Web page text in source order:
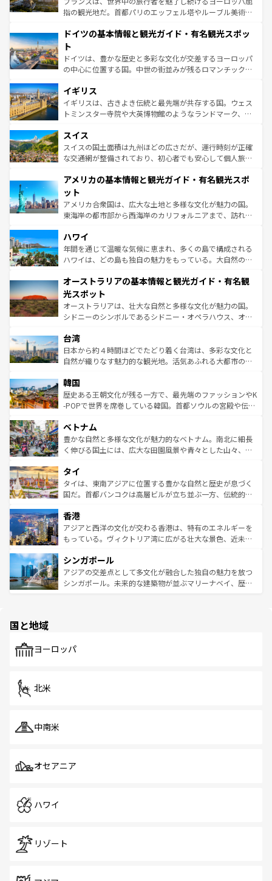
アートに溢れた街角から、地方では古代ローマ遺跡や中世
せる。地方によって風土や気候が異なるスペインはその個
ンテンツ一覧 を参照してほしい。
指の観光地だ。首都パリのエッフェル塔やルーブル美術館
で、幅広い魅力が詰まっている。華麗な宮殿、歴史的な大
聖堂、美しいビーチ、そして豊かな自然が、訪れる者を心
から魅了する。また、フランスは美食の国としても知ら
れ、フランス料理はユネスコ無形文化遺産にも登録されて
香り高いラベンダー畑など、多彩な楽しみ方が可能だ。さ
らに、パリ以外の地域にも魅力が溢れており、どの街角に
も豊かな歴史と文化が息づいている。パリ以外の個性あふ
を参照してほしい。
ドイツの基本情報と観光ガイド・有名観光スポッ
ト
ドイツは、豊かな歴史と多彩な文化が交差するヨーロッパ
の中心に位置する国。中世の街並みが残るロマンチック街
顔を持つこの国は、どこを歩いても飽きることがない。ベ
ルリンの文化的活気、バイエルン州のアルプスの絶景、そ
してライン川沿いのワイン畑といった風景は必見。ビール
は、お酒好きな人にはぜひ体験してほしい。 なお、新着の
ドイツ情報はコンテンツ一覧を参照してほしい。
イギリス
イギリスは、古きよき伝統と最先端が共存する国。ウェス
トミンスター寺院や大英博物館のようなランドマーク、歴
リアごとに異なる魅力がある。また、優雅なアフタヌーン
ティー、ビール好きにはたまらない英国パブ、サッカー観
戦など、本場だからこそできる体験も豊富。イギリスを旅
ンツ一覧を参照してほしい。
スイス
スイスの国土面積は九州ほどの広さだが、運行時刻が正確
な交通網が整備されており、初心者でも安心して個人旅行
の建物がそのまま残る町や、スイスならではのユニークな
博物館もあり、アルプス観光だけでなく町歩きも満喫する
ことができる。国民の所得が高いため物価も高いが、旅行
者向けの交通パス提供のサービスもあり、うまく活用すれ
着のスイス情報は
アメリカの基本情報と観光ガイド・有名観光スポ
ット
アメリカ合衆国は、広大な土地と多様な文化が魅力の国。
東海岸の都市部から西海岸のカリフォルニアまで、訪れる
のような巨大都市は、観光、ショッピング、エンターテイ
ンメントが詰まった刺激的なスポットだ。一方、アメリカ
西部には大自然が広がり、グランドキャニオンやイエロー
部のニューオーリンズでは、音楽と美食が融合した独特の
文化が魅力。旅行者はアメリカの各地域で異なる魅力を楽
しみながら、その多様性と豊かな歴史を感じることができ
るだろう。車でのロードトリップや列車の旅も、アメリカ
情報は
ハワイ
年間を通じて温暖な気候に恵まれ、多くの島で構成される
ハワイは、どの島も独自の魅力をもっている。大自然の神
ワイ島は見逃せない。また、定番の観光地といえばオアフ
島だが、静かな自然を求めるならマウイ島やカウアイ島が
おすすめ。エメラルドグリーンに輝く海をはじめ、豊かな
文化や歴史が息づいている。「アロハスピリット」と呼ば
人々、おいしいローカルフードやハワイアンミュージッ
ク、伝統的なフラダンスなど、すべてがハワイの魅力を彩
っている。訪れるたびに新しい発見と感動が待っているハ
はコンテンツ一覧
オーストラリアの基本情報と観光ガイド・有名観
光スポット
オーストラリアは、壮大な自然と多様な文化が魅力の国。
シドニーのシンボルであるシドニー・オペラハウス、オー
リアリーフや大陸中央部にそびえるウルル（エアーズロッ
ク）、タスマニアの美しい原生林やケアンズの熱帯雨林な
ど、見どころがたくさん。また、カフェやワイン、オージ
いる。アクティビティも充実しており、サーフィンやダイ
ビング、ハイキングなど、アウトドア好きにはたまらな
い。オーストラリアの多彩な魅力を存分に味わいつくそ
参照してほしい。
台湾
日本から約４時間ほどでたどり着く台湾は、多彩な文化と
自然が織りなす魅力的な観光地。活気あふれる大都市の台
ン）、静ひつな山岳地帯である台湾東部など、都市の喧騒
と山間の静けさが共存しており、訪れる人に新しい発見と
驚きをもたらしてくれる。また、奥深い台湾の食文化も魅
容にもいいと評判のスイーツなど、バラエティ豊かな料理
が味わえる。 なお、新着の台湾情報は コンテンツ一覧を参
照してほしい。
韓国
歴史ある王朝文化が残る一方で、最先端のファッションやK
-POPで世界を席巻している韓国。首都ソウルの宮殿や伝統
き、地方に足を延ばせば四季折々の自然美を楽しむことが
できる。そして、キムチや焼肉、絶品のストリートフード
まで、さまざまな韓国料理が待っている。夜には、韓国な
リティに包まれながら、韓国の多彩な魅力を心ゆくまで味
わってみてほしい。 なお、新着の韓国情報はコンテンツ一
覧を参照してほしい。
ベトナム
豊かな自然と多様な文化が魅力的なベトナム。南北に細長
く伸びる国土には、広大な田園風景や青々とした山々、世
急速な発展と共に伝統が息づく。ハノイの古い町並みやホ
ーチミン市のフランス統治時代の建物も、独特の雰囲気を
醸し出している。また、バラエティの豊かさとおいしさで
とつ。フォーやバインミー、ベトナムコーヒーなどは、ぜ
ひ現地で味わいたい。どの地域を訪れてもあたたかい人々
が旅行者を迎えてくれるので、きっと忘れられない旅にな
参照してほしい。
タイ
タイは、東南アジアに位置する豊かな自然と歴史が息づく
国だ。首都バンコクは高層ビルが立ち並ぶ一方、伝統的な
の活気が交差している。北部ではチェンマイなどの山岳地
帯で自然と触れ合い、南部ではプーケットやクラビの美し
いビーチでリゾート気分を楽しむことができる。タイ料理
激する。気候は一年中温暖で、どの季節にも異なる楽しみ
が待っている。親しみやすいタイの人々、仏教を中心とし
た文化、そして多様な観光資源が、訪れる旅人を魅了し続
香港
アジアと西洋の文化が交わる香港は、特有のエネルギーを
もっている。ヴィクトリア湾に広がる壮大な景色、近未来
み、どこを訪れても感動するはず。観光スポットが密集し
ており、効率よく見どころを回れるのも魅力。息をのむよ
うな絶景から文化的な体験まで、香港を存分に楽しみ尽く
シンガポール
アジアの交差点として多文化が融合した独自の魅力を放つ
シンガポール。未来的な建築物が並ぶマリーナベイ、歴史
で、ホーカーズは地元の風情を楽しめる外せないスポット
国と地域
ヨーロッパ
北米
中南米
オセアニア
ハワイ
リゾート